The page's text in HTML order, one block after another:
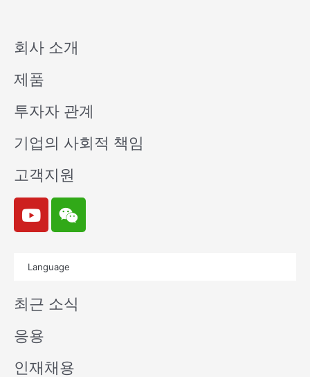
회사 소개
제품
투자자 관계
기업의 사회적 책임
고객지원
Y
o
u
e
W
e
i
n
Language
최근 소식
응용
인재채용